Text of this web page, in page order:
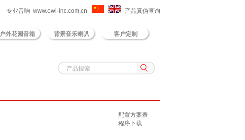
专业音响 www.owi-inc.com.cn 产品真伪查询
户外花园音箱 背景音乐喇叭 客户定制
配置方案表
程序下载